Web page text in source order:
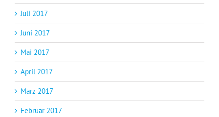
Juli 2017
Juni 2017
Mai 2017
April 2017
März 2017
Februar 2017